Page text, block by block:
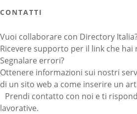
CONTATTI
Vuoi collaborare con Directory
Ricevere supporto per il link che hai
Segnalare errori?
Ottenere informazioni sui nostri
di un sito web a come inserire un
Prendi contatto con noi e ti
lavorative.